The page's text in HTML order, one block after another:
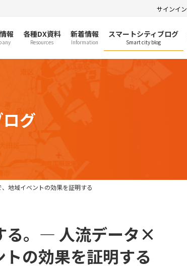
サインイン
報 各種DX資料
Resources
新着情報
Information
スマートシティブログ
Smart city blog
グ
地域イベントの効果を証明する
る。― 人流データ×
の効果を証明する